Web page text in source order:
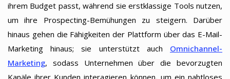
ihrem Budget passt, während sie erstklassige Tools nutzen,
um ihre Prospecting-Bemühungen zu steigern. Darüber
hinaus gehen die Fähigkeiten der Plattform über das E-Mail-
Marketing hinaus; sie unterstützt auch Omnichannel-
Marketing, sodass Unternehmen über die bevorzugten